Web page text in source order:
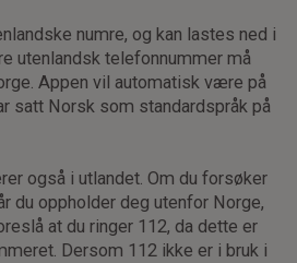
numre, og kan lastes ned i
utenlandsk telefonnummer må
Appen vil automatisk være på
satt Norsk som standardspråk på
også i utlandet. Om du forsøker
du oppholder deg utenfor Norge,
at du ringer 112, da dette er
Dersom 112 ikke er i bruk i